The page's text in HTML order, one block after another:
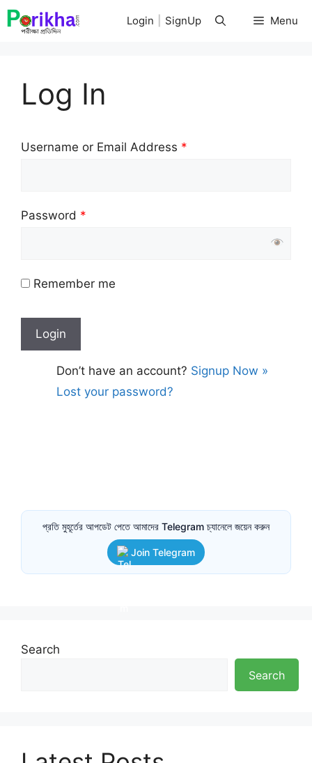
Skip
to
Menu
Login SignUp
Log In
Username or Email Address *
Password *
Remember me
Don’t have an account? Signup Now »
Lost your password?
প্রতি মুহূর্তের আপডেট পেতে আমাদের Telegram চ্যানেলে জয়েন করুন
Join Telegram
Search
Search